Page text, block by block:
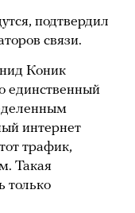
подтвердил
связи.
Коник
единственный
интернет
трафик,
Такая
только